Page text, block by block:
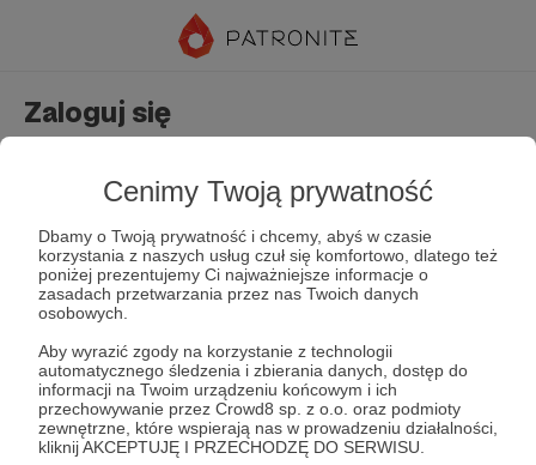
Cenimy Twoją prywatność
Dbamy o Twoją prywatność i chcemy, abyś w czasie
korzystania z naszych usług czuł się komfortowo, dlatego też
poniżej prezentujemy Ci najważniejsze informacje o
zasadach przetwarzania przez nas Twoich danych
osobowych.
Aby wyrazić zgody na korzystanie z technologii
automatycznego śledzenia i zbierania danych, dostęp do
informacji na Twoim urządzeniu końcowym i ich
przechowywanie przez Crowd8 sp. z o.o. oraz podmioty
zewnętrzne, które wspierają nas w prowadzeniu działalności,
kliknij AKCEPTUJĘ I PRZECHODZĘ DO SERWISU.
Zaloguj się
Zapamiętaj mnie Zapomniałeś hasła?
Zaloguj